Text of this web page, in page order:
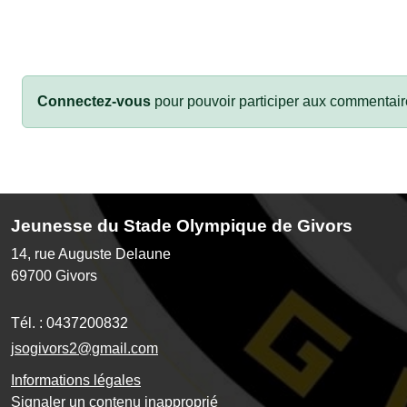
Connectez-vous pour pouvoir participer aux
Jeunesse du Stade Olympique de Givors
14, rue Auguste Delaune
69700 Givors
Tél. : 0437200832
jsogivors2@gmail.com
Informations légales
Signaler un contenu inapproprié